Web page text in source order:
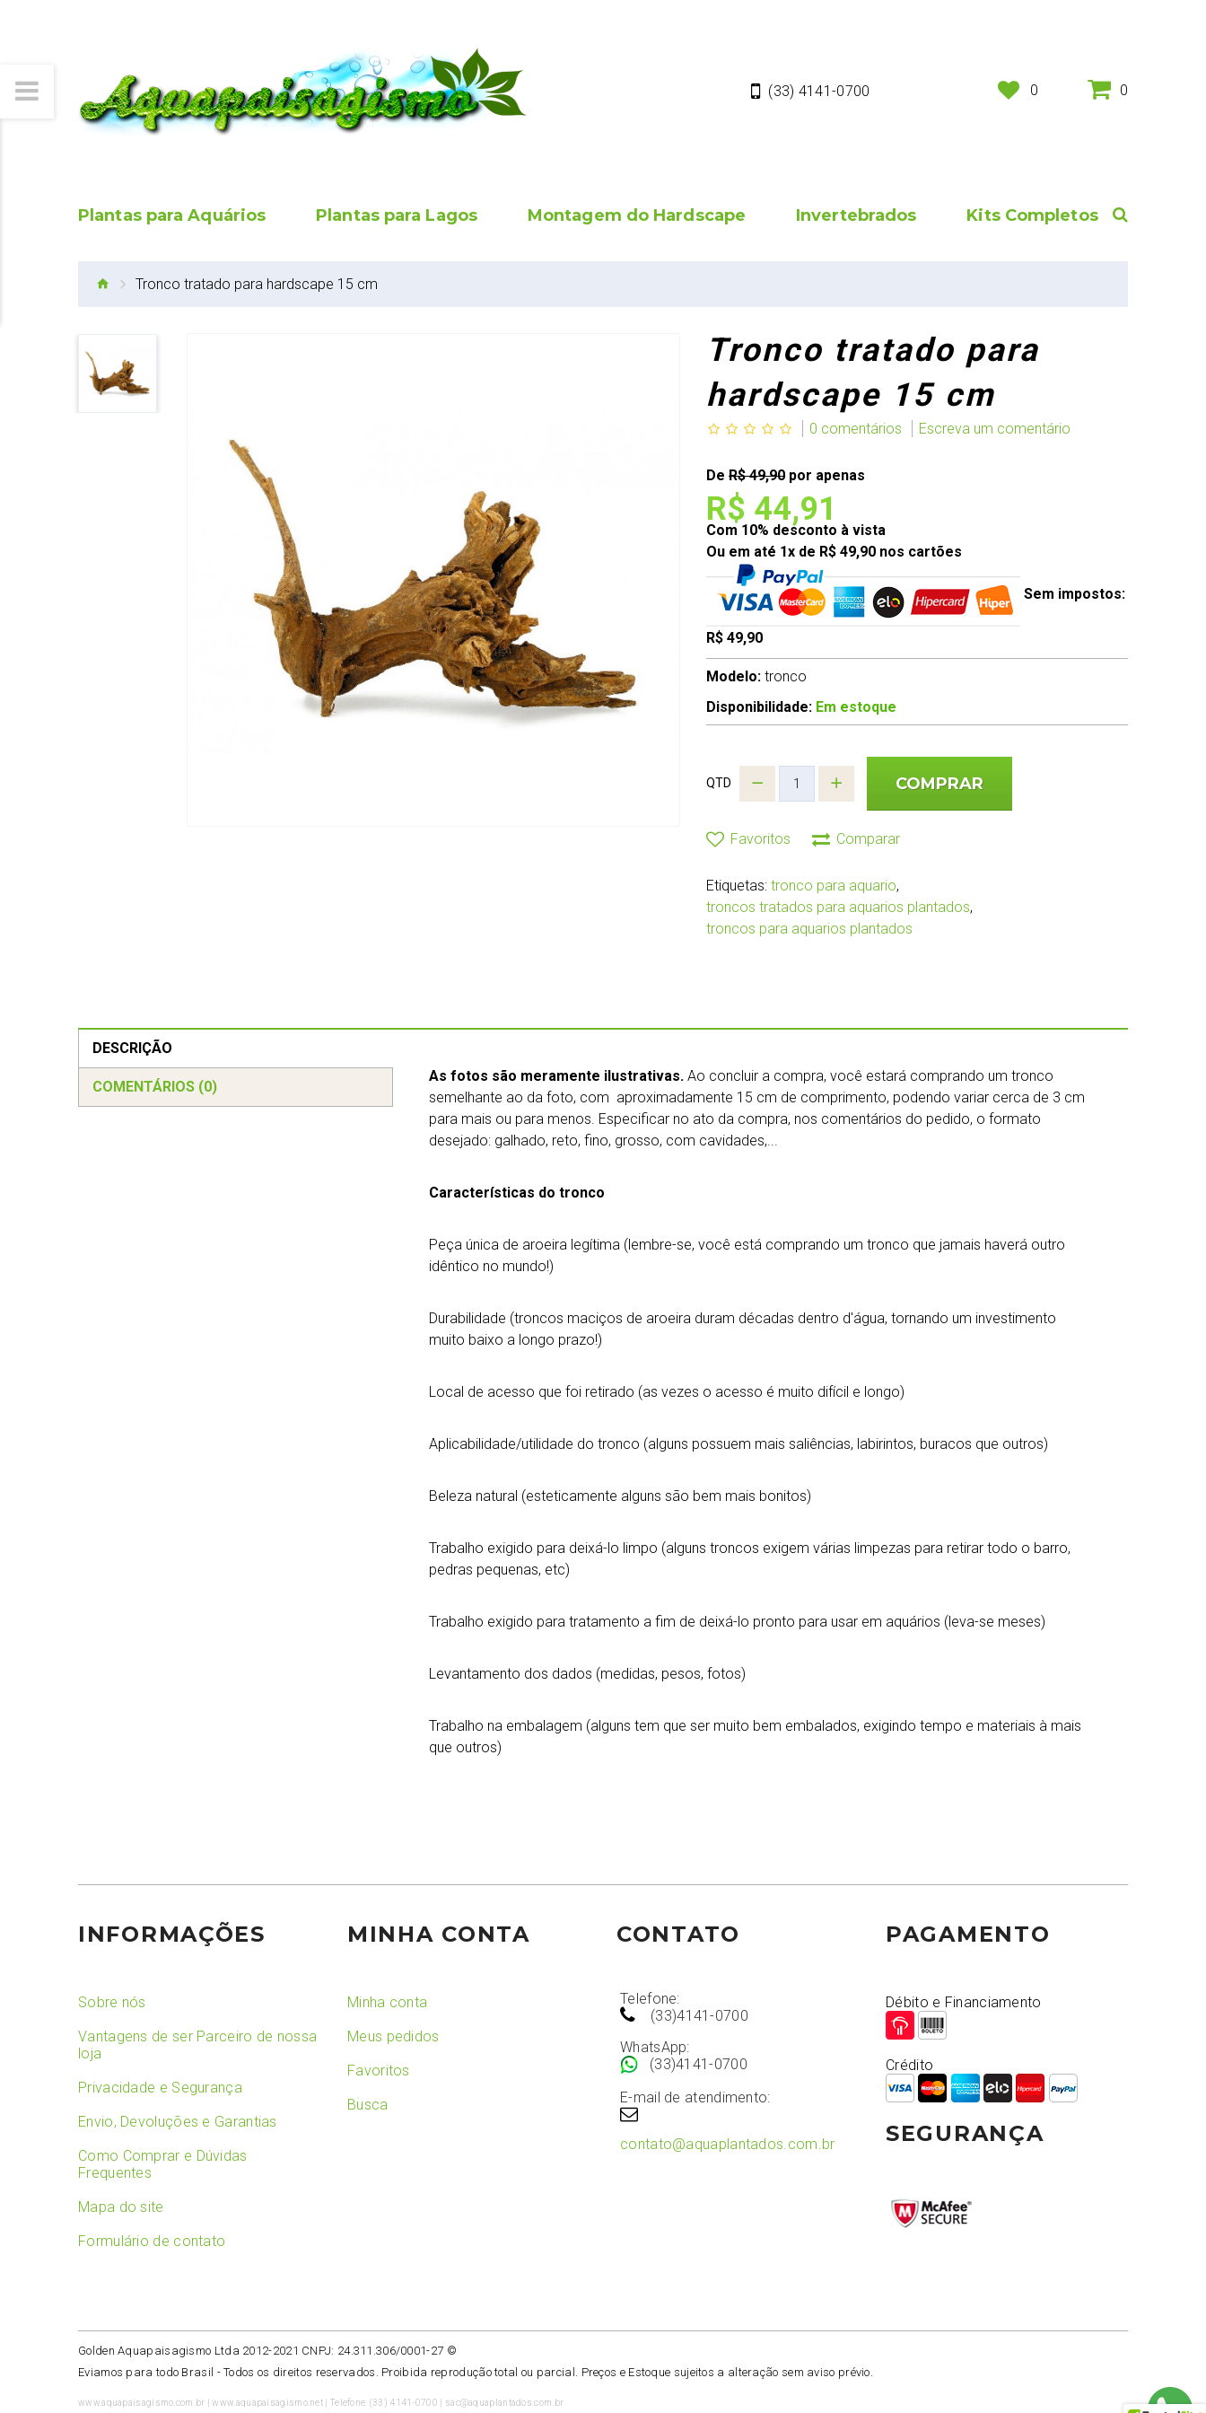
(33) 4141-0700 0 0
Plantas para Aquários Plantas para Lagos Montagem do Hardscape Invertebrados Kits Completos
Tronco tratado para hardscape 15 cm
Tronco tratado para
hardscape 15 cm
0 comentários Escreva um comentário
De R$ 49,90 por apenas
R$ 44,91
Com 10% desconto à vista
Ou em até 1x de R$ 49,90 nos cartões
Sem impostos:
R$ 49,90
Modelo: tronco
Disponibilidade: Em estoque
QTD COMPRAR
Favoritos Comparar
Etiquetas: tronco para aquario,
troncos tratados para aquarios plantados,
troncos para aquarios plantados
DESCRIÇÃO
COMENTÁRIOS (0)
As fotos são meramente ilustrativas. Ao concluir a compra, você estará comprando um tronco
semelhante ao da foto, com aproximadamente 15 cm de comprimento, podendo variar cerca de 3 cm
para mais ou para menos. Especificar no ato da compra, nos comentários do pedido, o formato
desejado: galhado, reto, fino, grosso, com cavidades,...
Características do tronco
Peça única de aroeira legítima (lembre-se, você está comprando um tronco que jamais haverá outro
idêntico no mundo!)
Durabilidade (troncos maciços de aroeira duram décadas dentro d'água, tornando um investimento
muito baixo a longo prazo!)
Local de acesso que foi retirado (as vezes o acesso é muito difícil e longo)
Aplicabilidade/utilidade do tronco (alguns possuem mais saliências, labirintos, buracos que outros)
Beleza natural (esteticamente alguns são bem mais bonitos)
Trabalho exigido para deixá-lo limpo (alguns troncos exigem várias limpezas para retirar todo o barro,
pedras pequenas, etc)
Trabalho exigido para tratamento a fim de deixá-lo pronto para usar em aquários (leva-se meses)
Levantamento dos dados (medidas, pesos, fotos)
Trabalho na embalagem (alguns tem que ser muito bem embalados, exigindo tempo e materiais à mais
que outros)
INFORMAÇÕES
Sobre nós
Vantagens de ser Parceiro de nossa
loja
Privacidade e Segurança
Envio, Devoluções e Garantias
Como Comprar e Dúvidas
Frequentes
Mapa do site
Formulário de contato
MINHA CONTA
Minha conta
Meus pedidos
Favoritos
Busca
CONTATO
Telefone:
(33)4141-0700
WhatsApp:
(33)4141-0700
E-mail de atendimento:
contato@aquaplantados.com.br
PAGAMENTO
Débito e Financiamento
Crédito
SEGURANÇA
Golden Aquapaisagismo Ltda 2012-2021 CNPJ: 24.311.306/0001-27 ©
Eviamos para todo Brasil -Todos os direitos reservados. Proibida reprodução total ou parcial. Preços e Estoque sujeitos a alteração sem aviso prévio.
www.aquapaisagismo.com.br | www.aquapaisagismo.net | Telefone: (33) 4141-0700 | sac@aquaplantados.com.br